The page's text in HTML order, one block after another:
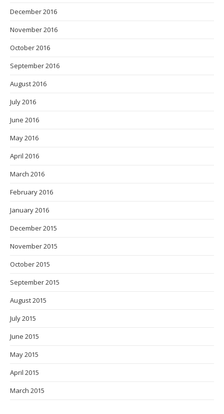
December 2016
November 2016
October 2016
September 2016
August 2016
July 2016
June 2016
May 2016
April 2016
March 2016
February 2016
January 2016
December 2015
November 2015
October 2015
September 2015
August 2015
July 2015
June 2015
May 2015
April 2015
March 2015